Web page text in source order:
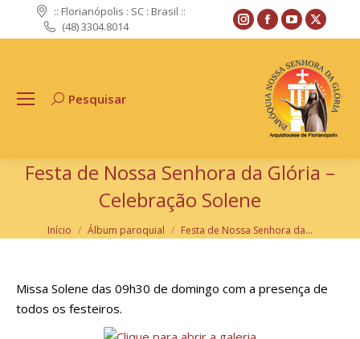
:: Florianópolis : SC : Brasil ::
(48) 3304.8014
Instagram
page
new
window
Facebook
page
opens
in
new
window
YouTube
page
opens
in
new
window
X
page
in
new
Search:Pesquisar
Festa de Nossa Senhora da Glória –
Celebração Solene
Você está aqui:
Início Álbum paroquial Festa de Nossa Senhora da…
Missa Solene das 09h30 de domingo com a presença de
todos os festeiros.